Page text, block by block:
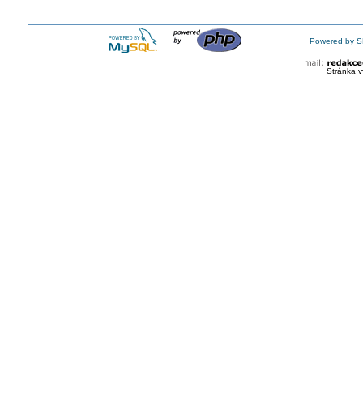
Powered by
Stránka